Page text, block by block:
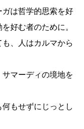
は哲学的思索を好
好む者のために。
、人はカルマから
マーディの境地を
もせずにじっとし